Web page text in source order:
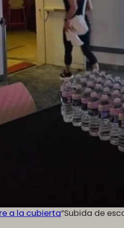
a la cubierta”Subida de